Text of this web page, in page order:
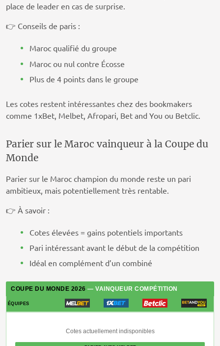
place de leader en cas de surprise.
👉 Conseils de paris :
Maroc qualifié du groupe
Maroc ou nul contre Écosse
Plus de 4 points dans le groupe
Les cotes restent intéressantes chez des bookmakers
comme 1xBet, Melbet, Afropari, Bet and You ou Betclic.
Parier sur le Maroc vainqueur à la Coupe du
Monde
Parier sur le Maroc champion du monde reste un pari
ambitieux, mais potentiellement très rentable.
👉 À savoir :
Cotes élevées = gains potentiels importants
Pari intéressant avant le début de la compétition
Idéal en complément d’un combiné